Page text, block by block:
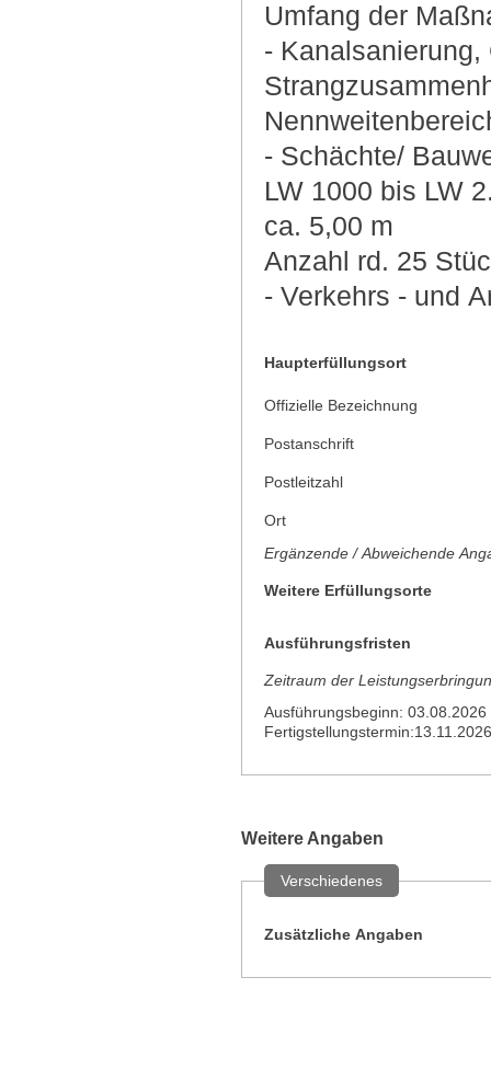
Umfang der
-
- Schächte/
LW 1000 bis LW
ca. 5,00 m
Anzahl rd. 25
- Verkehrs - und
Haupterfüllungsort
Offizielle Bezeichnung
Postanschrift
Postleitzahl
Ort
Ergänzende / Abweichende
Weitere Erfüllungsorte
Ausführungsfristen
Zeitraum der
Ausführungsbeginn: 03.08.2026
Fertigstellungstermin:13.11.2026
Weitere Angaben
Verschiedenes
Zusätzliche Angaben